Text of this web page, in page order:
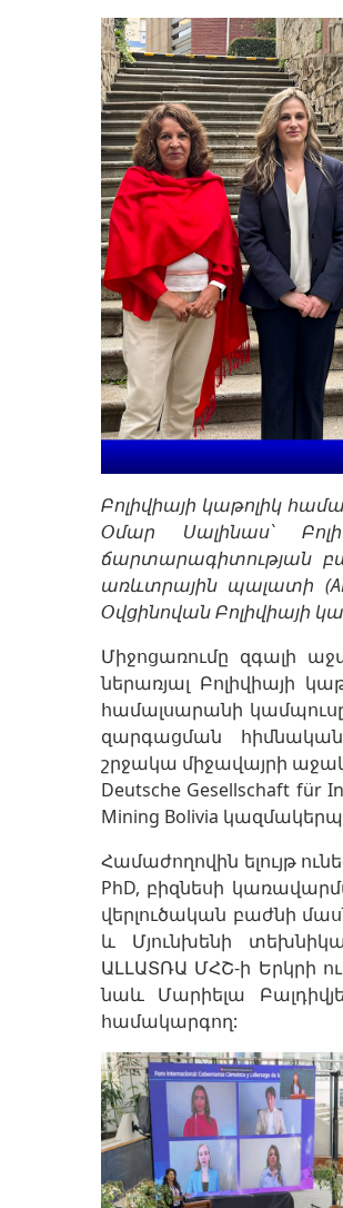
Բոլիվիայի կաթոլիկ
Օմար Սալինաս՝
ճարտարագիտության
առևտրային պալատի
Օվցինովան Բոլիվիայի
Միջոցառումը զգալի
ներառյալ Բոլիվիայի
համալսարանի կամպուսը,
զարգացման
շրջակա միջավայրի
Deutsche Gesellschaft für
Mining Bolivia
Համաժողովին ելույթ
PhD, բիզնեսի
վերլուծական բաժնի
և Մյունխենի
ԱԼԼԱՏՌԱ ՄՀՇ-ի Երկրի
նաև Մարիելա
համակարգող: